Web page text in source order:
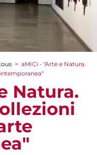
> aMICi - "Arte e Natura.
Natura.